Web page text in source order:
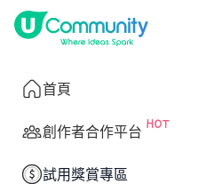
首頁
創作者合作平台
試用獎賞專區